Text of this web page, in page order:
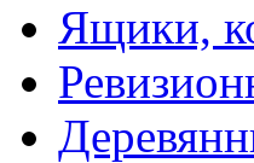
Ящики,